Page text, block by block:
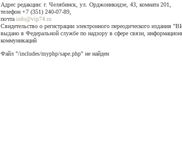
Адрес редакции: г. Челябинск, ул. Орджоникидзе, 43, комната 201,
телефон +7 (351) 240-07-89,
почта info@vip74.ru
Свидетельство о регистрации электронного переодического
выдано в Федеральной службе по надзору в сфере связи,
коммуникаций
Файл "/includes/myphp/sape.php" не найден